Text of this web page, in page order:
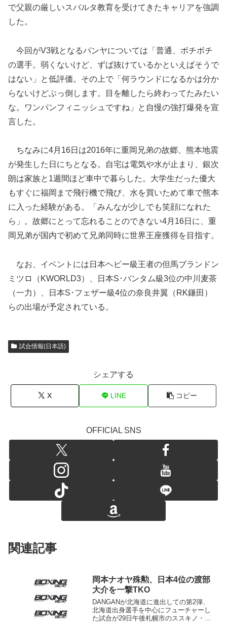
で父親の厳しいスパルタ教育を受けてきたキャリアを強調
した。
今回がV3戦となるパンヤについては「普通、ボチボチ
の選手。弱くないけど、ずば抜けているかといえばそうで
はない」と低評価。その上で「何ラウンドになるかは分か
らないけどぶっ倒します。目を離したら終わってたみたい
な。ワンパンフィニッシュですね」と自慢の強打爆発を宣
言した。
ちなみに4月16日は2016年に重岡兄弟の故郷、熊本地震
が発生した日にちとなる。自宅は電気や水が止まり、銀次
朗は家族と1週間ほど車中で暮らした。大学生だった優大
もすぐに福岡まで飛行機で飛び、水を買いためて車で熊本
に入った経験がある。「みんなが少しでも笑顔になれた
ら」。故郷にとって忘れることのできない4月16日に、重
岡兄弟が国内で初めて兄弟同時に世界王座獲得を目指す。
なお、イベントには日本ヘビー級王者の但馬ブランドン
ミツロ（KWORLD3）、日本S･バンタム級3位の中川麦茶
（一力）、日本S･フェザー級4位の奈良井翼（RK鎌田）
らの出場が予定されている。
試合情報(日本語)
シェアする
X LINE コピー
OFFICIAL SNS
関連記事
岡本ナオヤ殊勲、日本4位の渡部
大介を一撃TKO
DANGANが北海道に進出しての第2弾、
北海道出身選手を中心にフューチャーし
た試合が29日午後札幌市のススキノ・マ